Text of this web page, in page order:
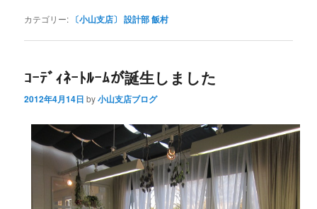
カテゴリー: 〔小山支店〕 設計部 飯村
ｺｰﾃﾞｨﾈｰﾄﾙｰﾑが誕生しました
2012年4月14日 by小山支店ブログ